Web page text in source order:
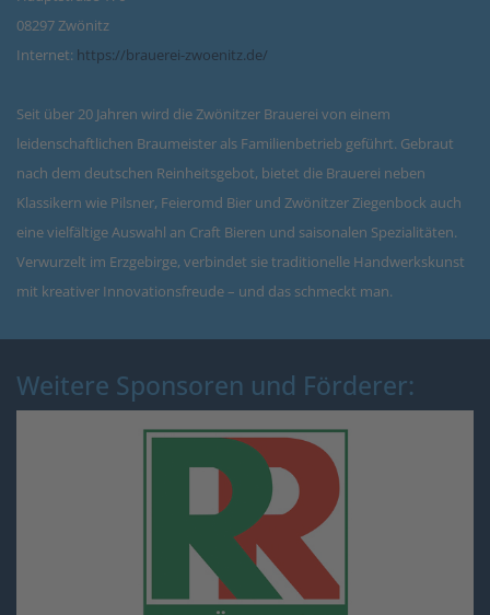
08297 Zwönitz
Internet: https://brauerei-zwoenitz.de/
Seit über 20 Jahren wird die Zwönitzer Brauerei von einem
leidenschaftlichen Braumeister als Familienbetrieb geführt. Gebraut
nach dem deutschen Reinheitsgebot, bietet die Brauerei neben
Klassikern wie Pilsner, Feieromd Bier und Zwönitzer Ziegenbock auch
eine vielfältige Auswahl an Craft Bieren und saisonalen Spezialitäten.
Verwurzelt im Erzgebirge, verbindet sie traditionelle Handwerkskunst
mit kreativer Innovationsfreude – und das schmeckt man.
Weitere Sponsoren und Förderer: